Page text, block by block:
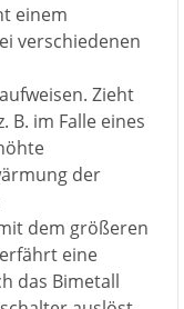
einem
verschiedenen
Zieht
B. im Falle eines
der
dem größeren
eine
das Bimetall